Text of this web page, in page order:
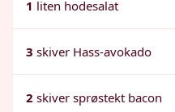
1 liten hodesalat
3 skiver Hass-avokado
2 skiver sprøstekt bacon